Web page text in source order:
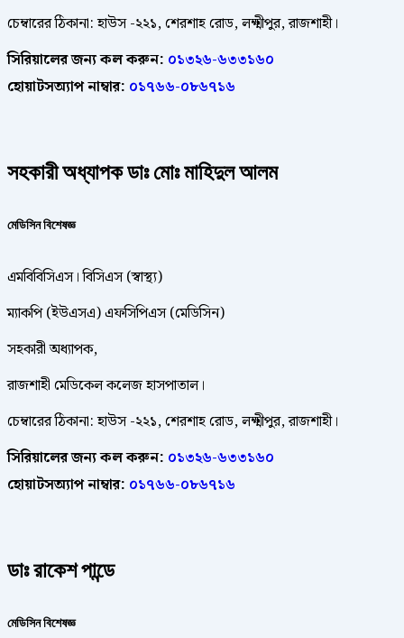
চেম্বারের ঠিকানা: হাউস -২২১, শেরশাহ রোড, লক্ষ্মীপুর, রাজশাহী।
সিরিয়ালের জন্য কল করুন: ০১৩২৬-৬৩৩১৬০
হোয়াটসঅ্যাপ নাম্বার: ০১৭৬৬-০৮৬৭১৬
সহকারী অধ্যাপক ডাঃ মোঃ মাহিদুল আলম
মেডিসিন বিশেষজ্ঞ
এমবিবিসিএস। বিসিএস (স্বাস্থ্য)
ম্যাকপি (ইউএসএ) এফসিপিএস (মেডিসিন)
সহকারী অধ্যাপক,
রাজশাহী মেডিকেল কলেজ হাসপাতাল।
চেম্বারের ঠিকানা: হাউস -২২১, শেরশাহ রোড, লক্ষ্মীপুর, রাজশাহী।
সিরিয়ালের জন্য কল করুন: ০১৩২৬-৬৩৩১৬০
হোয়াটসঅ্যাপ নাম্বার: ০১৭৬৬-০৮৬৭১৬
ডাঃ রাকেশ পান্ডে
মেডিসিন বিশেষজ্ঞ